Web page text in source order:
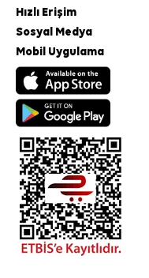
Hızlı Erişim
Sosyal Medya
Mobil Uygulama